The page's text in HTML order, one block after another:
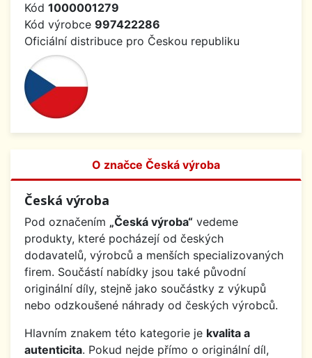
Kód 1000001279
Kód výrobce 997422286
Oficiální distribuce pro Českou republiku
O značce Česká výroba
Česká výroba
Pod označením „Česká výroba“ vedeme
produkty, které pocházejí od českých
dodavatelů, výrobců a menších specializovaných
firem. Součástí nabídky jsou také původní
originální díly, stejně jako součástky z výkupů
nebo odzkoušené náhrady od českých výrobců.
Hlavním znakem této kategorie je kvalita a
autenticita. Pokud nejde přímo o originální díl,